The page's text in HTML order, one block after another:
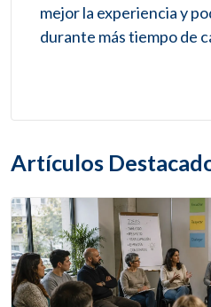
mejor la experiencia y
durante más tiempo de
Artículos